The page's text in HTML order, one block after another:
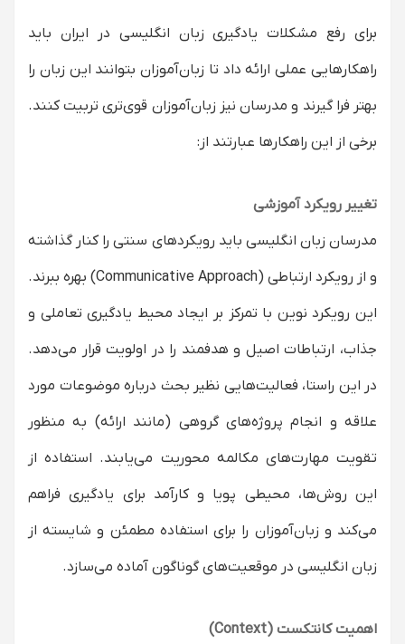
برای رفع مشکلات یادگیری زبان انگلیسی در ایران باید
راهکارهایی عملی ارائه داد تا زبان‌آموزان بتوانند این زبان را
بهتر فرا گیرند و مدرسان نیز زبان‌آموزان قوی‌تری تربیت کنند.
برخی از این راهکارها عبارتند از:
تغییر رویکرد آموزشی
مدرسان زبان انگلیسی باید رویکردهای سنتی را کنار گذاشته
و از رویکرد ارتباطی (Communicative Approach) بهره ببرند.
این رویکرد نوین با تمرکز بر ایجاد محیط یادگیری تعاملی و
جذاب، ارتباطات اصیل و هدفمند را در اولویت قرار می‌دهد.
در این راستا، فعالیت‌هایی نظیر بحث درباره موضوعات مورد
علاقه و انجام پروژه‌های گروهی (مانند ارائه) به منظور
تقویت مهارت‌های مکالمه محوریت می‌یابند. استفاده از
این روش‌ها، محیطی پویا و کارآمد برای یادگیری فراهم
می‌کند و زبان‌آموزان را برای استفاده مطمئن و شایسته از
زبان انگلیسی در موقعیت‌های گوناگون آماده می‌سازد.
اهمیت کانتکست (Context)